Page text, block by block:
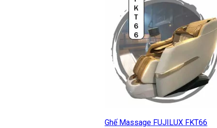
Ghế Massage FUJILUX FKT66